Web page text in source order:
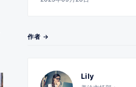
作者 →
Lily